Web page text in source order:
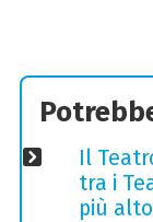
Il
tra i
più